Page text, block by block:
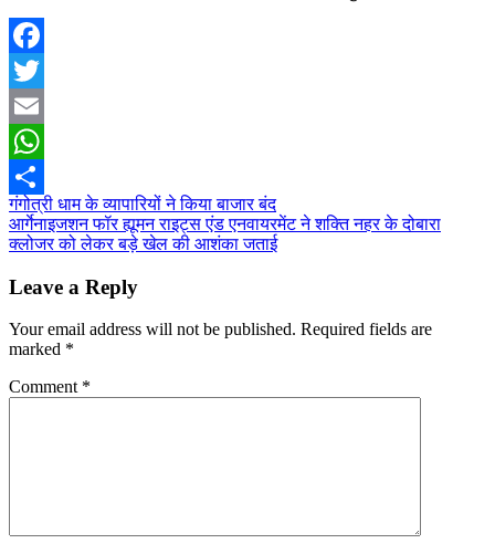
Facebook
Twitter
Email
WhatsApp
Share
Post
navigation
गंगोत्री धाम के व्यापारियों ने किया बाजार बंद
आर्गेनाइजशन फॉर ह्यूमन राइट्स एंड एनवायरमेंट ने शक्ति नहर के दोबारा
क्लोजर को लेकर बड़े खेल की आशंका जताई
Leave a Reply
Your email address will not be published. Required fields are
marked *
Comment *